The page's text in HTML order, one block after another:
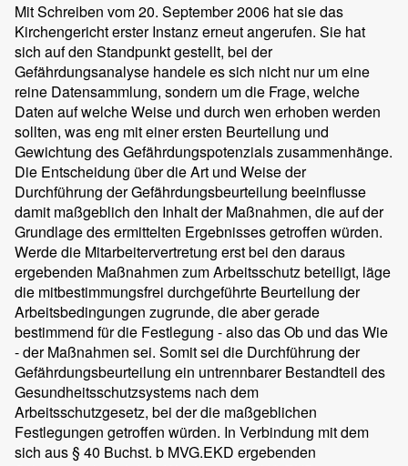
Mit Schreiben vom 20. September 2006 hat sie das
Kirchengericht erster Instanz erneut angerufen. Sie hat
sich auf den Standpunkt gestellt, bei der
Gefährdungsanalyse handele es sich nicht nur um eine
reine Datensammlung, sondern um die Frage, welche
Daten auf welche Weise und durch wen erhoben werden
sollten, was eng mit einer ersten Beurteilung und
Gewichtung des Gefährdungspotenzials zusammenhänge.
Die Entscheidung über die Art und Weise der
Durchführung der Gefährdungsbeurteilung beeinflusse
damit maßgeblich den Inhalt der Maßnahmen, die auf der
Grundlage des ermittelten Ergebnisses getroffen würden.
Werde die Mitarbeitervertretung erst bei den daraus
ergebenden Maßnahmen zum Arbeitsschutz beteiligt, läge
die mitbestimmungsfrei durchgeführte Beurteilung der
Arbeitsbedingungen zugrunde, die aber gerade
bestimmend für die Festlegung - also das Ob und das Wie
- der Maßnahmen sei. Somit sei die Durchführung der
Gefährdungsbeurteilung ein untrennbarer Bestandteil des
Gesundheitsschutzsystems nach dem
Arbeitsschutzgesetz, bei der die maßgeblichen
Festlegungen getroffen würden. In Verbindung mit dem
sich aus § 40 Buchst. b MVG.EKD ergebenden